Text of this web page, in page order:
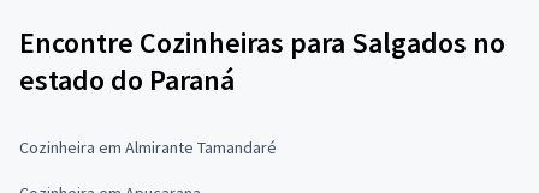
Encontre Cozinheiras para Salgados no
estado do Paraná
Cozinheira em Almirante Tamandaré